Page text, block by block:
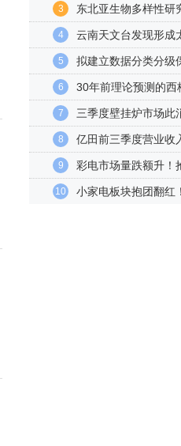
3 东北亚生物多样性研
4 云南天文台发现形成
5 拟建立数据分类分级
6 30年前理论预测的西
7 三季度壁挂炉市场此
8 亿田前三季度营业收
9 彩电市场量跌额升！
10 小家电板块抱团翻红